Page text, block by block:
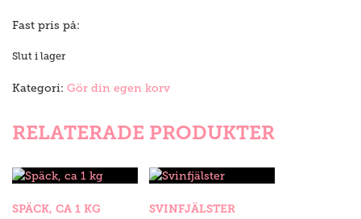
Fast pris på:
Slut i lager
Kategori: Gör din egen korv
RELATERADE PRODUKTER
Späck,
1
SPÄCK, CA 1 KG
Svinfjälster
SVINFJÄLSTER